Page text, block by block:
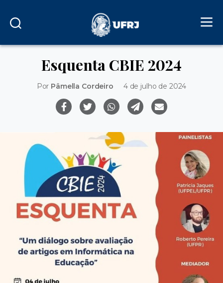
Esquenta CBIE 2024
Por Pâmella Cordeiro 4 de julho de 2024